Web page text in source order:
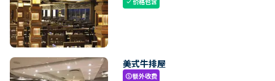
check
美式牛排屋
paid额外收费